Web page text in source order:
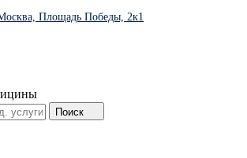
Площадь Победы, 2к1
Поиск